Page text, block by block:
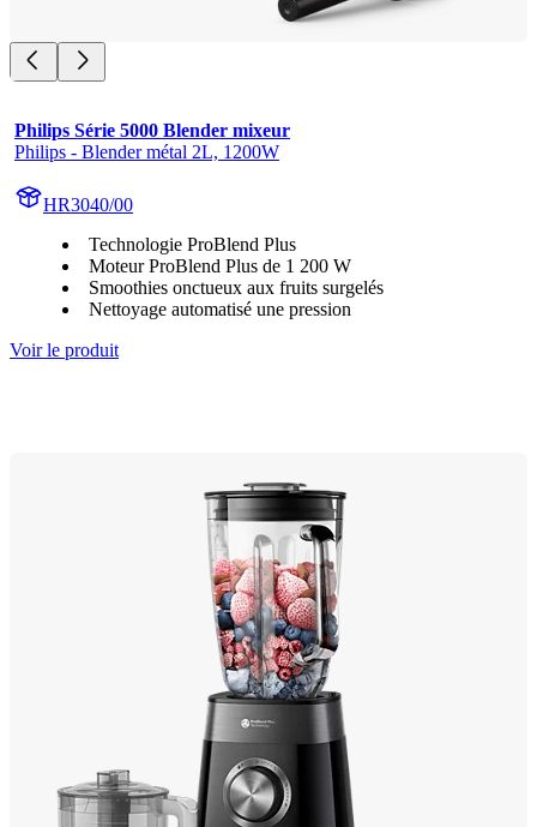
Philips Série 5000 Blender mixeur
Philips - Blender métal 2L, 1200W
HR3040/00
Technologie ProBlend Plus
Moteur ProBlend Plus de 1 200 W
Smoothies onctueux aux fruits surgelés
Nettoyage automatisé une pression
Voir le produit